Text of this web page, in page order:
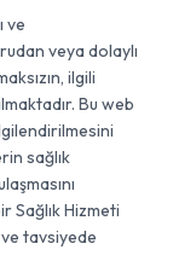
ve
veya dolaylı
ilgili
Bu web
sağlık
Sağlık Hizmeti
tavsiyede